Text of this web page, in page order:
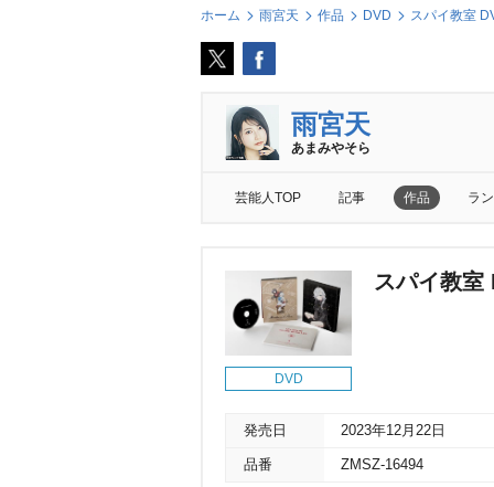
ホーム 雨宮天 作品 DVD スパイ教室
雨宮天
あまみやそら
芸能人TOP 記事 作品 ラ
DVD
スパイ教室
発売日 2023年12月22日
品番 ZMSZ-16494